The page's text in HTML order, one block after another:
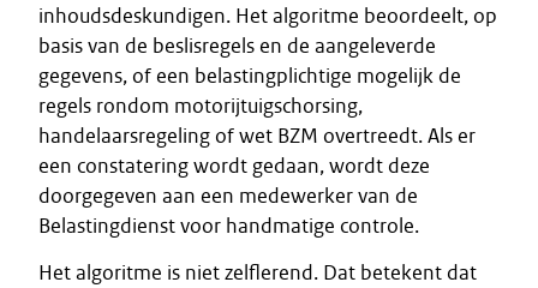
inhoudsdeskundigen. Het algoritme beoordeelt, op
basis van de beslisregels en de aangeleverde
gegevens, of een belastingplichtige mogelijk de
regels rondom motorijtuigschorsing,
handelaarsregeling of wet BZM overtreedt. Als er
een constatering wordt gedaan, wordt deze
doorgegeven aan een medewerker van de
Belastingdienst voor handmatige controle.
Het algoritme is niet zelflerend. Dat betekent dat